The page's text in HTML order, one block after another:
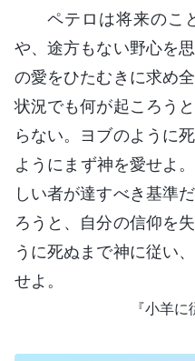
ペテロは将来のこ
や、途方もない野心を
の愛をひたむきに求め
状況でも何が起ころう
らない。ヨブのように
ようにまず神を愛せよ
しい者が達すべき基準
ろうと、自分の信仰を
うに死ぬまで神に従い
せよ。
『小羊